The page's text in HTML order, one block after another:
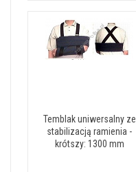
Temblak uniwersalny ze
stabilizacją ramienia -
krótszy: 1300 mm